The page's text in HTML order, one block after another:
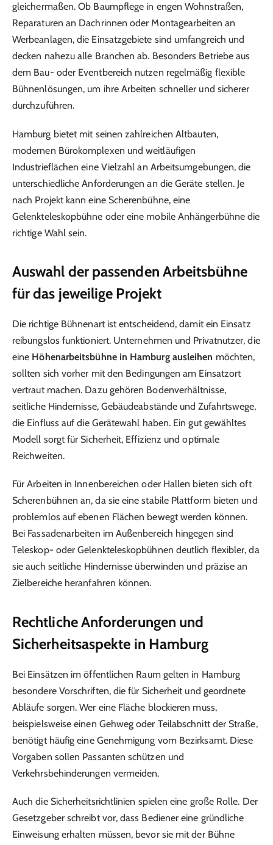
gleichermaßen. Ob Baumpflege in engen Wohnstraßen,
Reparaturen an Dachrinnen oder Montagearbeiten an
Werbeanlagen, die Einsatzgebiete sind umfangreich und
decken nahezu alle Branchen ab. Besonders Betriebe aus
dem Bau- oder Eventbereich nutzen regelmäßig flexible
Bühnenlösungen, um ihre Arbeiten schneller und sicherer
durchzuführen.
Hamburg bietet mit seinen zahlreichen Altbauten,
modernen Bürokomplexen und weitläufigen
Industrieflächen eine Vielzahl an Arbeitsumgebungen, die
unterschiedliche Anforderungen an die Geräte stellen. Je
nach Projekt kann eine Scherenbühne, eine
Gelenkteleskopbühne oder eine mobile Anhängerbühne die
richtige Wahl sein.
Auswahl der passenden Arbeitsbühne
für das jeweilige Projekt
Die richtige Bühnenart ist entscheidend, damit ein Einsatz
reibungslos funktioniert. Unternehmen und Privatnutzer, die
eine Höhenarbeitsbühne in Hamburg ausleihen möchten,
sollten sich vorher mit den Bedingungen am Einsatzort
vertraut machen. Dazu gehören Bodenverhältnisse,
seitliche Hindernisse, Gebäudeabstände und Zufahrtswege,
die Einfluss auf die Gerätewahl haben. Ein gut gewähltes
Modell sorgt für Sicherheit, Effizienz und optimale
Reichweiten.
Für Arbeiten in Innenbereichen oder Hallen bieten sich oft
Scherenbühnen an, da sie eine stabile Plattform bieten und
problemlos auf ebenen Flächen bewegt werden können.
Bei Fassadenarbeiten im Außenbereich hingegen sind
Teleskop- oder Gelenkteleskopbühnen deutlich flexibler, da
sie auch seitliche Hindernisse überwinden und präzise an
Zielbereiche heranfahren können.
Rechtliche Anforderungen und
Sicherheitsaspekte in Hamburg
Bei Einsätzen im öffentlichen Raum gelten in Hamburg
besondere Vorschriften, die für Sicherheit und geordnete
Abläufe sorgen. Wer eine Fläche blockieren muss,
beispielsweise einen Gehweg oder Teilabschnitt der Straße,
benötigt häufig eine Genehmigung vom Bezirksamt. Diese
Vorgaben sollen Passanten schützen und
Verkehrsbehinderungen vermeiden.
Auch die Sicherheitsrichtlinien spielen eine große Rolle. Der
Gesetzgeber schreibt vor, dass Bediener eine gründliche
Einweisung erhalten müssen, bevor sie mit der Bühne